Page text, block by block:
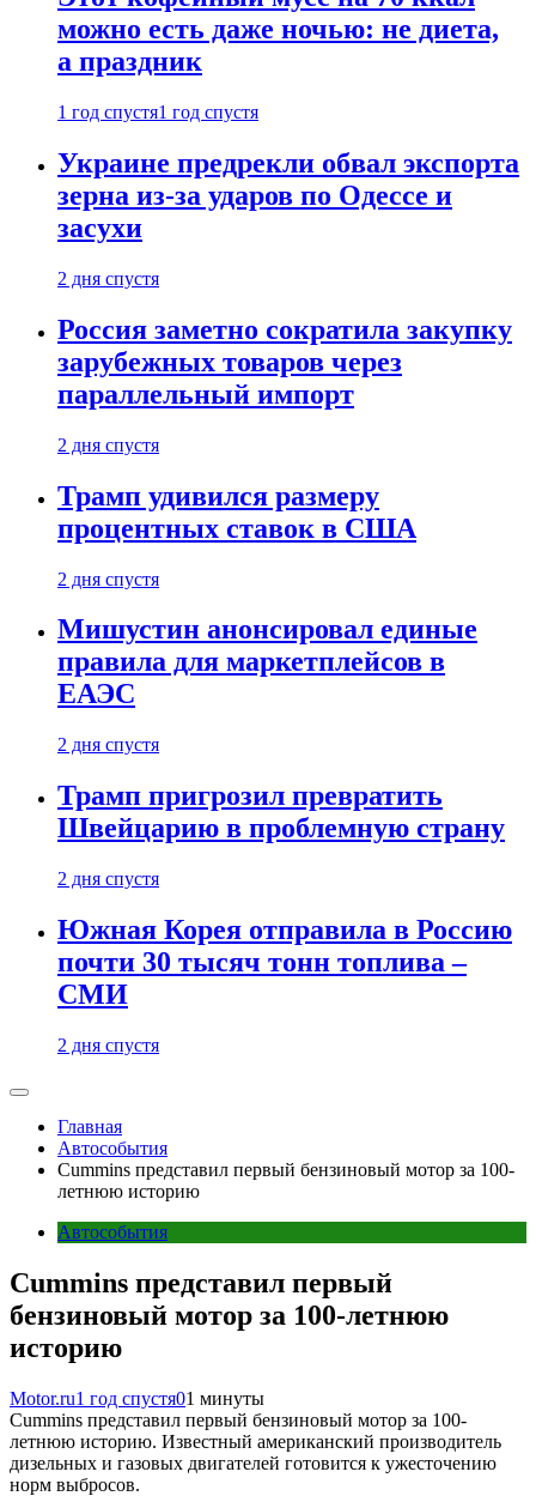
можно есть даже ночью: не диета,
а праздник
1 год спустя1 год спустя
Украине предрекли обвал экспорта
зерна из-за ударов по Одессе и
засухи
2 дня спустя
Россия заметно сократила закупку
зарубежных товаров через
параллельный импорт
2 дня спустя
Трамп удивился размеру
процентных ставок в США
2 дня спустя
Мишустин анонсировал единые
правила для маркетплейсов в
ЕАЭС
2 дня спустя
Трамп пригрозил превратить
Швейцарию в проблемную страну
2 дня спустя
Южная Корея отправила в Россию
почти 30 тысяч тонн топлива –
СМИ
2 дня спустя
Главная
Автособытия
Cummins представил первый бензиновый мотор за 100-
летнюю историю
Автособытия
Cummins представил первый
бензиновый мотор за 100-летнюю
историю
Motor.ru1 год спустя01 минуты
Cummins представил первый бензиновый мотор за 100-
летнюю историю. Известный американский производитель
дизельных и газовых двигателей готовится к ужесточению
норм выбросов.